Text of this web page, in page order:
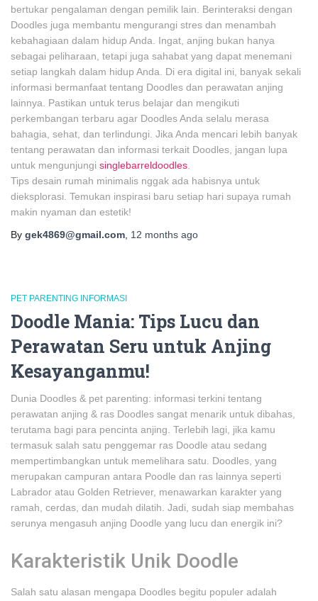
bertukar pengalaman dengan pemilik lain. Berinteraksi dengan
Doodles juga membantu mengurangi stres dan menambah
kebahagiaan dalam hidup Anda. Ingat, anjing bukan hanya
sebagai peliharaan, tetapi juga sahabat yang dapat menemani
setiap langkah dalam hidup Anda. Di era digital ini, banyak sekali
informasi bermanfaat tentang Doodles dan perawatan anjing
lainnya. Pastikan untuk terus belajar dan mengikuti
perkembangan terbaru agar Doodles Anda selalu merasa
bahagia, sehat, dan terlindungi. Jika Anda mencari lebih banyak
tentang perawatan dan informasi terkait Doodles, jangan lupa
untuk mengunjungi singlebarreldoodles
Tips desain rumah minimalis nggak ada habisnya untuk
dieksplorasi. Temukan inspirasi baru setiap hari supaya rumah
makin nyaman dan estetik!
By gek4869@gmail.com 12 months ago
PET PARENTING INFORMASI
Doodle Mania: Tips Lucu dan
Perawatan Seru untuk Anjing
Kesayanganmu!
Dunia Doodles & pet parenting: informasi terkini tentang
perawatan anjing & ras Doodles sangat menarik untuk dibahas,
terutama bagi para pencinta anjing. Terlebih lagi, jika kamu
termasuk salah satu penggemar ras Doodle atau sedang
mempertimbangkan untuk memelihara satu. Doodles, yang
merupakan campuran antara Poodle dan ras lainnya seperti
Labrador atau Golden Retriever, menawarkan karakter yang
ramah, cerdas, dan mudah dilatih. Jadi, sudah siap membahas
serunya mengasuh anjing Doodle yang lucu dan energik ini?
Karakteristik Unik Doodle
Salah satu alasan mengapa Doodles begitu populer adalah